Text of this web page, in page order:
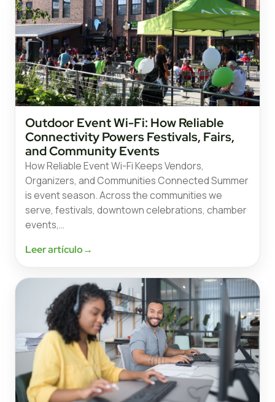
Outdoor Event Wi-Fi: How Reliable
Connectivity Powers Festivals, Fairs,
and Community Events
How Reliable Event Wi-Fi Keeps Vendors,
Organizers, and Communities Connected Summer
is event season. Across the communities we
serve, festivals, downtown celebrations, chamber
events,…
Leer artículo→